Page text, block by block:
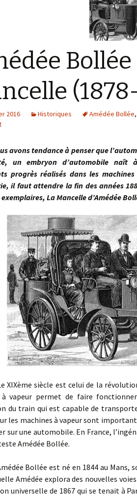
Bollée
2016 Historiques Amédée Bollée,
tendance à penser que
un embryon d’automobile naît
progrès réalisés dans les
il faut attendre la fin des années
La Mancelle d’Amédée
siècle est celui de la révolution
à vapeur permet de faire
du train qui est capable de
les machines à vapeur sont
sur une automobile. En France,
Amédée Bollée.
Bollée est né en 1844 au Mans,
Amédée explora des nouvelles
universelle de 1867 qui se tenait à